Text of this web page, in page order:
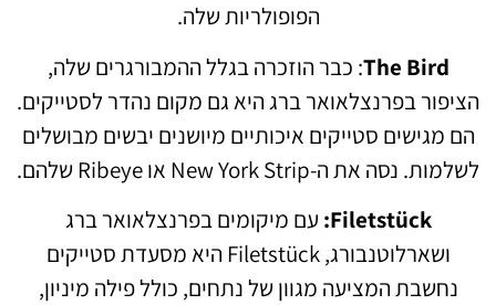
הפופולריות שלה.
The Bird: כבר הוזכרה בגלל ההמבורגרים שלה,
הציפור בפרנצלאואר ברג היא גם מקום נהדר לסטייקים.
הם מגישים סטייקים איכותיים מיושנים יבשים מבושלים
לשלמות. נסה את ה-New York Strip או Ribeye שלהם.
Filetstück: עם מיקומים בפרנצלאואר ברג
ושארלוטנבורג, Filetstück היא מסעדת סטייקים
נחשבת המציעה מגוון של נתחים, כולל פילה מיניון,